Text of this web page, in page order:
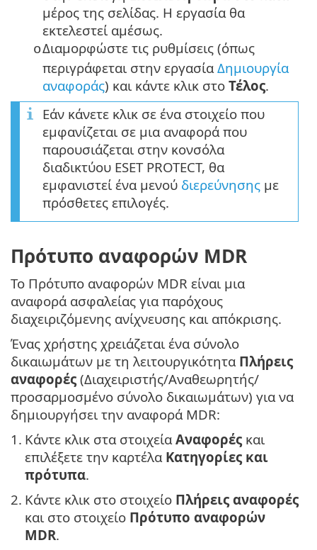
μέρος της σελίδας. Η εργασία θα
εκτελεστεί αμέσως.
oΔιαμορφώστε τις ρυθμίσεις (όπως
περιγράφεται στην εργασία Δημιουργία
αναφοράς) και κάντε κλικ στο Τέλος.
Εάν κάνετε κλικ σε ένα στοιχείο που
εμφανίζεται σε μια αναφορά που
παρουσιάζεται στην κονσόλα
διαδικτύου ESET PROTECT, θα
εμφανιστεί ένα μενού διερεύνησης με
πρόσθετες επιλογές.
Πρότυπο αναφορών MDR
Το Πρότυπο αναφορών MDR είναι μια
αναφορά ασφαλείας για παρόχους
διαχειριζόμενης ανίχνευσης και απόκρισης.
Ένας χρήστης χρειάζεται ένα σύνολο
δικαιωμάτων με τη λειτουργικότητα Πλήρεις
αναφορές (Διαχειριστής/Αναθεωρητής/
προσαρμοσμένο σύνολο δικαιωμάτων) για να
δημιουργήσει την αναφορά MDR:
1. Κάντε κλικ στα στοιχείαΑναφορές και
επιλέξετε την καρτέλα Κατηγορίες και
πρότυπα.
2. Κάντε κλικ στο στοιχείο Πλήρεις αναφορές
και στο στοιχείο Πρότυπο αναφορών
MDR.